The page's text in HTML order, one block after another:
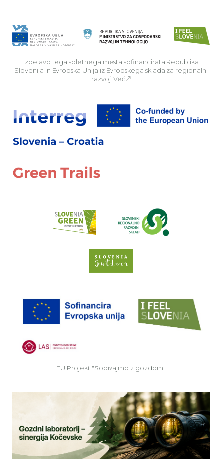
Izdelavo tega spletnega mesta sofinancirata Republika
Slovenija in Evropska Unija iz Evropskega sklada za regionalni
razvoj. Več
EU Projekt "Sobivajmo z gozdom"